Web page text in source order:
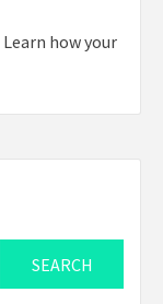
Learn how your